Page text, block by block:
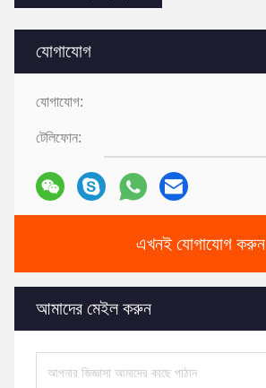
যোগাযোগ
যোগাযোগ:
টেলিফোন:
এখনই যোগাযোগ করুন
আমাদের মেইল করুন